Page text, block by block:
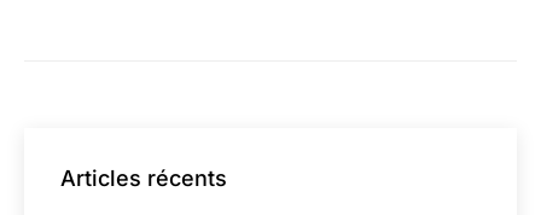
Articles récents